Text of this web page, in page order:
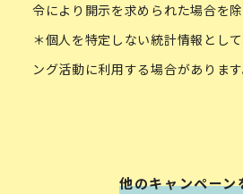
令により開示を求められた場合を除
＊個人を特定しない統計情報とし
ング活動に利用する場合があります
他のキャンペーン